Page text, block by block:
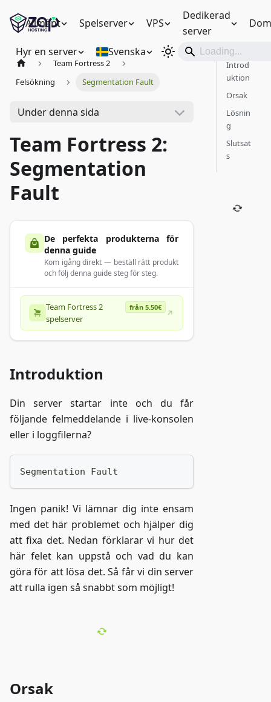
Allmänt Spelserver VPS
Dedikerad
server
Hyr en server Svenska
Team Fortress 2
Felsökning
Segmentation Fault
Under denna sida
Team Fortress 2:
Segmentation
Fault
De perfekta produkterna för
denna guide
Kom igång direkt — beställ rätt produkt
och följ denna guide steg för steg.
Team Fortress 2
spelserver
från 5.50€
Introduktion
Din server startar inte och du får
följande felmeddelande i live-konsolen
eller i loggfilerna?
Segmentation Fault
Ingen panik! Vi lämnar dig inte ensam
med det här problemet och hjälper dig
att fixa det. Nedan förklarar vi hur det
här felet kan uppstå och vad du kan
göra för att lösa det. Så får vi din server
att rulla igen så snabbt som möjligt!
Orsak
Introd
uktion
Orsak
Lösnin
g
Slutsat
s